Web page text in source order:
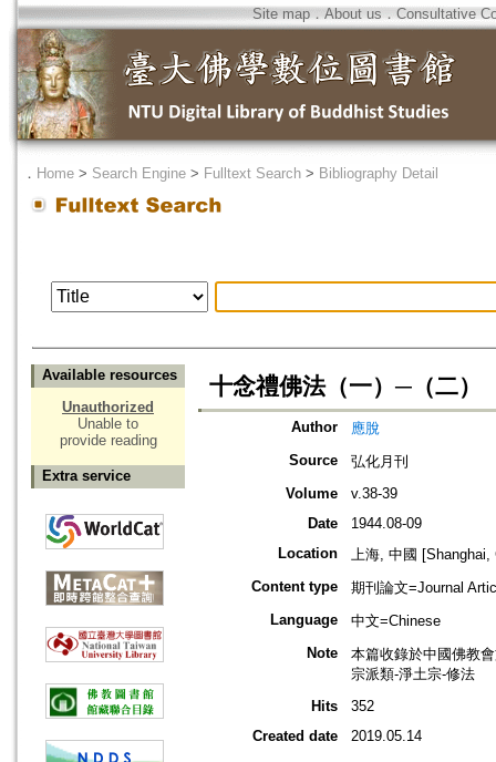
Site map．About us ． Consultative
． Home > Search Engine > Fulltext Search > Bibliography Detail
Available resources
Unauthorized
Unable to
provide reading
Extra service
十念禮佛法（一）─（二）
Author
應脫
Source
弘化月刊
Volume
v.38-39
Date
1944.08-09
Location
上海, 中國 [Shanghai,
Content type
期刊論文=Journal
Language
中文=Chinese
Note
本篇收錄於中國佛教
宗派類-淨土宗-修法
Hits
352
Created date
2019.05.14